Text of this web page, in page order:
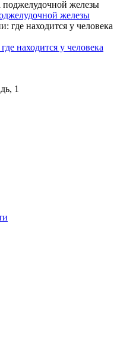
железы
находится у человека
1